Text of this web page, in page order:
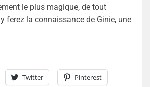
le plus magique, de tout
ferez la connaissance de Ginie, une
Twitter Pinterest